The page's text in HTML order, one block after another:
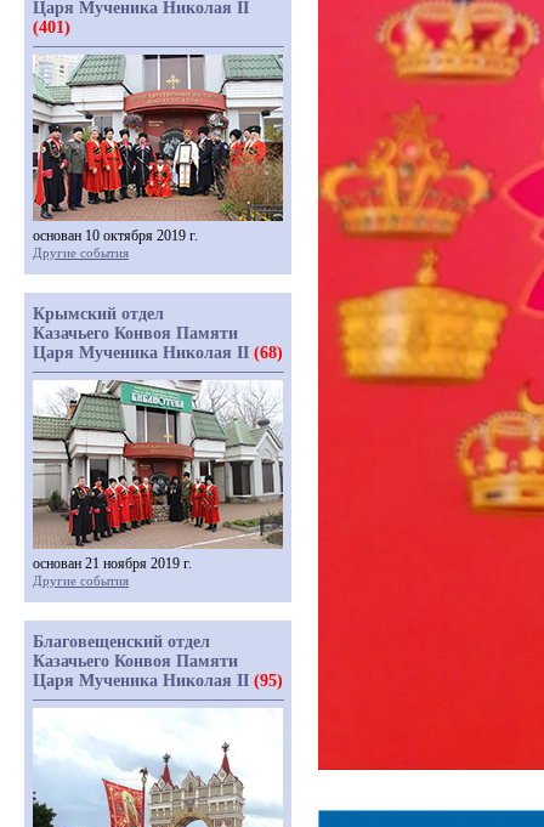
Царя Мученика Николая II
(401)
основан 10 октября 2019 г.
Другие события
Крымский отдел
Казачьего Конвоя Памяти
Царя Мученика Николая II (68)
основан 21 ноября 2019 г.
Другие события
Благовещенский отдел
Казачьего Конвоя Памяти
Царя Мученика Николая II (95)